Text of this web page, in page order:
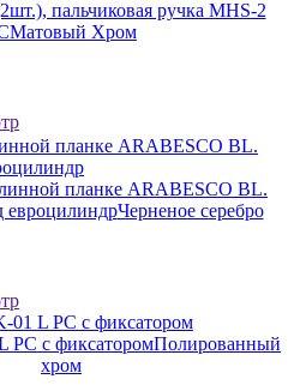
пальчиковая ручка MHS-2
Матовый Хром
планке ARABESCO BL.
евроцилиндрЧерненое серебро
PC с фиксаторомПолированный
хром